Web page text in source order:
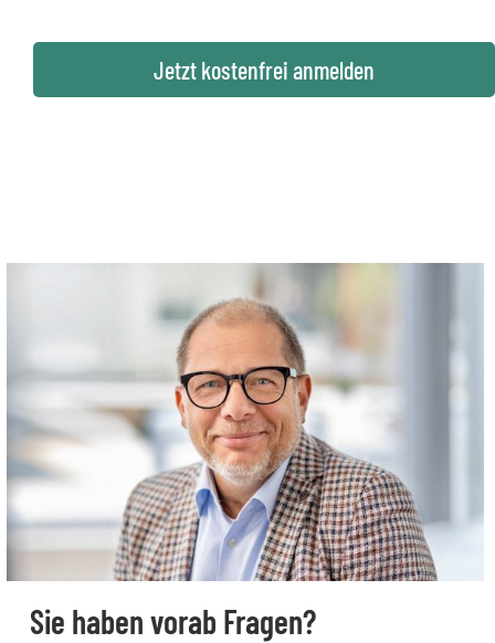
Jetzt kostenfrei anmelden
Sie haben vorab Fragen?